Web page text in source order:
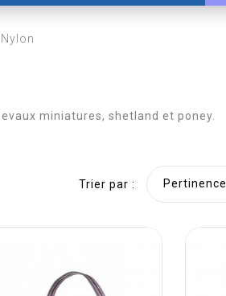
Nylon
miniatures, shetland et poney.
Trier par : Pertinence